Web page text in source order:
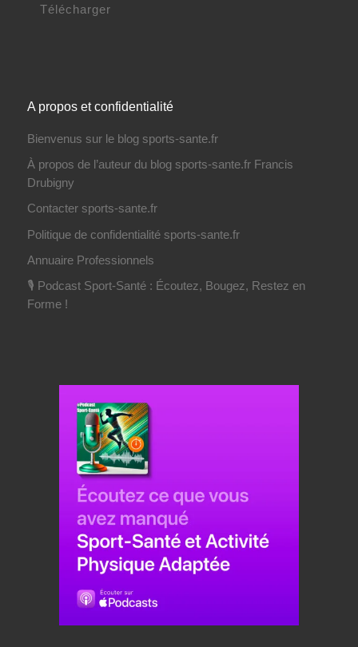
Télécharger
A propos et confidentialité
Bienvenus sur le blog sports-sante.fr
À propos de l’auteur du blog sports-sante.fr Francis
Drubigny
Contacter sports-sante.fr
Politique de confidentialité sports-sante.fr
Annuaire Professionnels
🎙️ Podcast Sport-Santé : Écoutez, Bougez, Restez en
Forme !